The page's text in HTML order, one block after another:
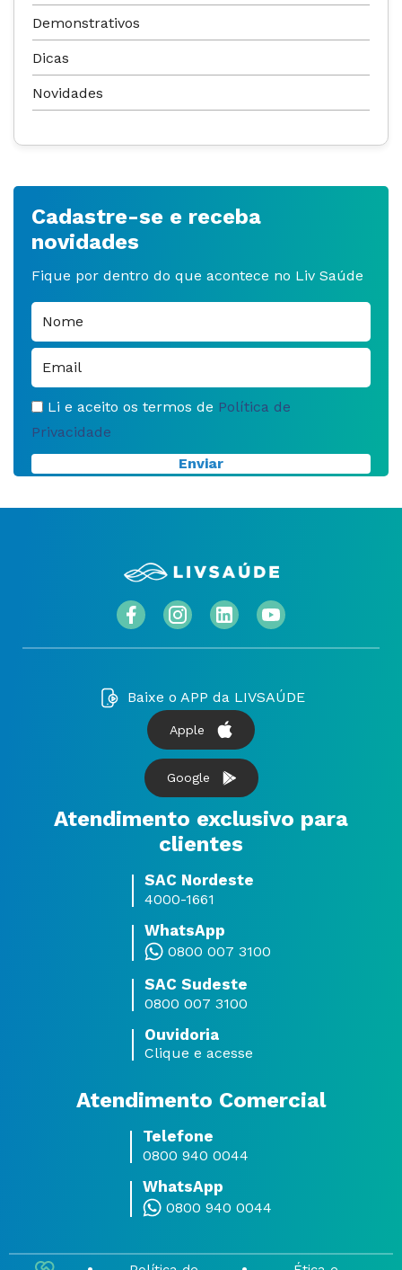
Demonstrativos
Dicas
Novidades
Cadastre-se e receba
novidades
Fique por dentro do que acontece no Liv Saúde
Li e aceito os termos de Política de
Privacidade
Baixe o APP da LIVSAÚDE
Apple
Google
Atendimento exclusivo para
clientes
SAC Nordeste
4000-1661
WhatsApp
0800 007 3100
SAC Sudeste
0800 007 3100
Ouvidoria
Clique e acesse
Atendimento Comercial
Telefone
0800 940 0044
WhatsApp
0800 940 0044